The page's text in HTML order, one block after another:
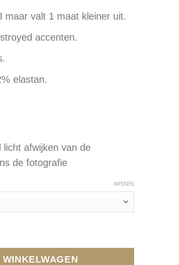
maar valt 1 maat kleiner uit.
accenten.
elastan.
licht afwijken van de
de fotografie
WISSEN
look. (X211) aantal